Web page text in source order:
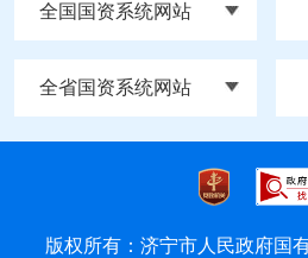
全国国资系统网站
全省国资系统网站
版权所有：济宁市人民政府国